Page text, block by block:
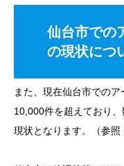
仙台市での
の現状につ
また、現在仙台市での
10,000件を超えており
現状となります。（参照